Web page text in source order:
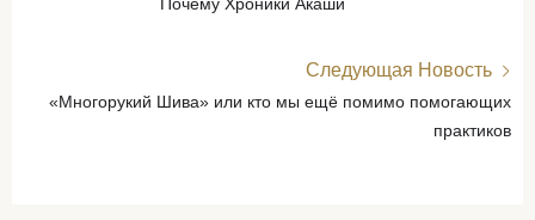
Следующая Новость
«Многорукий Шива» или кто мы ещё помимо помогающих
практиков